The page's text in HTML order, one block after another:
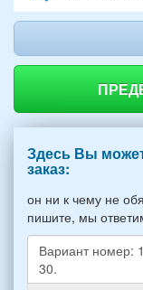
Здесь Вы
заказ:
он ни к чему не
пишите, мы